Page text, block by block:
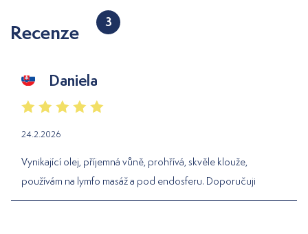
Recenze 3
Daniela
24.2.2026
Vynikající olej, příjemná vůně, prohřívá, skvěle klouže,
používám na lymfo masáž a pod endosferu. Doporučuji